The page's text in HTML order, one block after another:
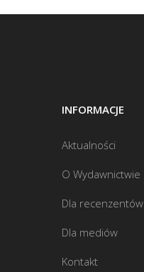
INFORMACJE
Aktualności
O Wydawnictwie
Dla recenzentów
Dla mediów
Kontakt